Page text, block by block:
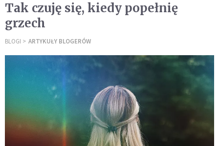
Tak czuję się, kiedy popełnię
grzech
BLOGI ARTYKUŁY BLOGERÓW